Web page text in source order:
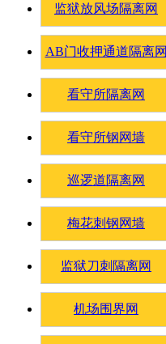
监狱放风场隔离网
AB门收押通道隔离网
看守所隔离网
看守所钢网墙
巡逻道隔离网
梅花刺钢网墙
监狱刀刺隔离网
机场围界网